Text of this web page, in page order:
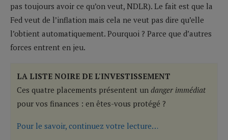
pas toujours avoir ce qu’on veut, NDLR). Le fait est que la
Fed veut de l’inflation mais cela ne veut pas dire qu’elle
l’obtient automatiquement. Pourquoi ? Parce que d’autres
forces entrent en jeu.
LA LISTE NOIRE DE L'INVESTISSEMENT
Ces quatre placements présentent un danger immédiat
pour vos finances : en êtes-vous protégé ?
Pour le savoir, continuez votre lecture…